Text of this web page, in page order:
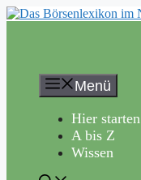
Zum
Menü
Hier starten
A bis Z
Wissen